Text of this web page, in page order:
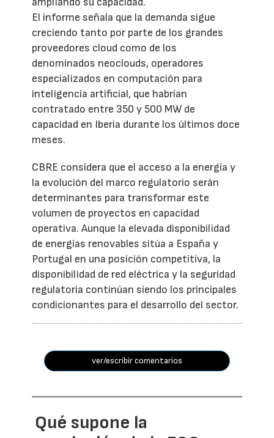
El informe señala que la demanda sigue
creciendo tanto por parte de los grandes
proveedores cloud como de los
denominados neoclouds, operadores
especializados en computación para
inteligencia artificial, que habrían
contratado entre 350 y 500 MW de
capacidad en Iberia durante los últimos doce
meses.
CBRE considera que el acceso a la energía y
la evolución del marco regulatorio serán
determinantes para transformar este
volumen de proyectos en capacidad
operativa. Aunque la elevada disponibilidad
de energías renovables sitúa a España y
Portugal en una posición competitiva, la
disponibilidad de red eléctrica y la seguridad
regulatoria continúan siendo los principales
condicionantes para el desarrollo del sector.
ver/escribir comentarios
Qué supone la